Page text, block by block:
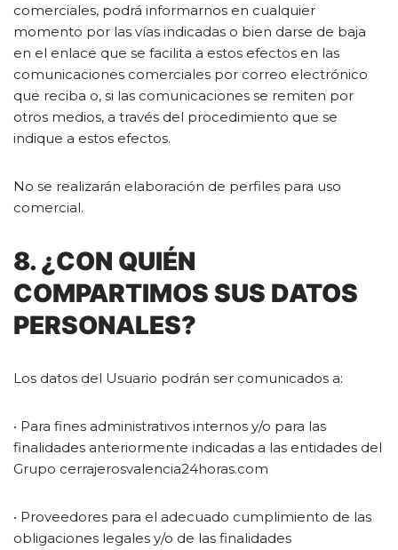
comerciales, podrá informarnos en cualquier
momento por las vías indicadas o bien darse de baja
en el enlace que se facilita a estos efectos en las
comunicaciones comerciales por correo electrónico
que reciba o, si las comunicaciones se remiten por
otros medios, a través del procedimiento que se
indique a estos efectos.
No se realizarán elaboración de perfiles para uso
comercial.
8. ¿CON QUIÉN
COMPARTIMOS SUS DATOS
PERSONALES?
Los datos del Usuario podrán ser comunicados a:
• Para fines administrativos internos y/o para las
finalidades anteriormente indicadas a las entidades del
Grupo cerrajerosvalencia24horas.com
• Proveedores para el adecuado cumplimiento de las
obligaciones legales y/o de las finalidades